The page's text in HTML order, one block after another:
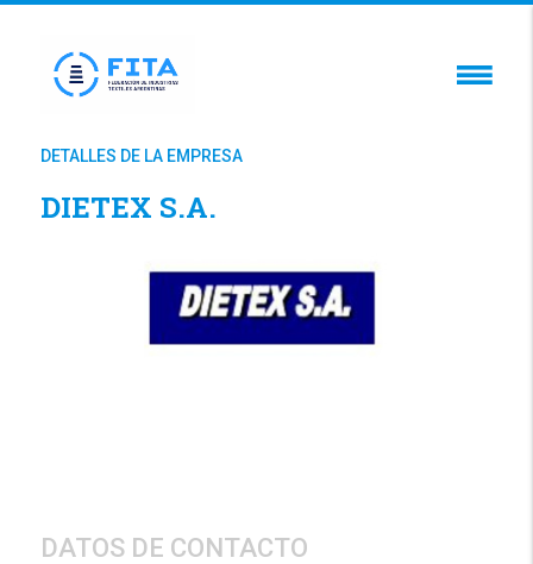
DETALLES DE LA EMPRESA
DIETEX S.A.
DATOS DE CONTACTO